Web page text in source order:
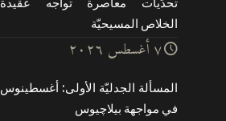
الخلاص المسيحيّة
۷ أغسطس ۲۰۲٦
المسألة الجدليّة الأولى: أغسطينوس
في مواجهة بيلاچيوس